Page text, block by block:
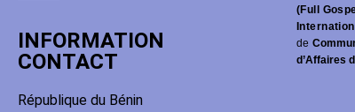
INFORMATION
CONTACT
République du Bénin
(Full
de
d’Affaires